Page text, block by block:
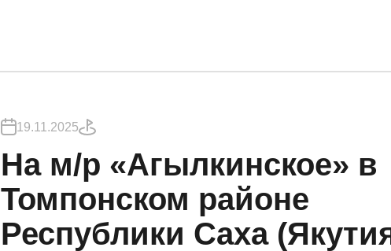
19.11.2025
На м/р «Агылкинское» в
Томпонском районе
Республики Саха